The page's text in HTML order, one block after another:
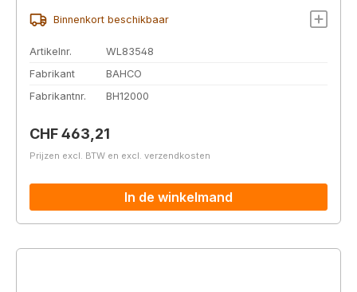
Binnenkort beschikbaar
Artikelnr.
WL83548
Fabrikant
BAHCO
Fabrikantnr.
BH12000
Normale prijs:
CHF 463,21
Prijzen excl. BTW en excl. verzendkosten
In de winkelmand